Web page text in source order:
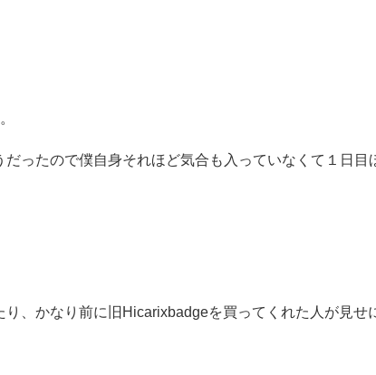
ったので僕自身それほど気合も入っていなくて１日
、かなり前に旧Hicarixbadgeを買ってくれた人が見せ